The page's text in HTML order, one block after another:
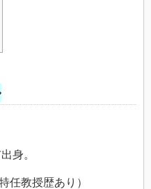
身。
任教授歴あり）